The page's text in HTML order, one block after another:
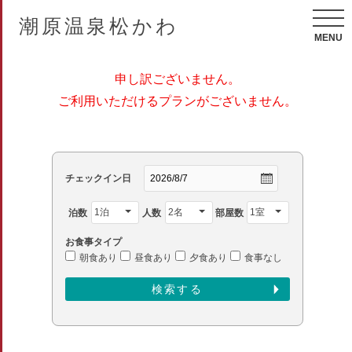
潮原温泉松かわ
MENU
申し訳ございません。
ご利用いただけるプランがございません。
チェックイン日
泊数 人数 部屋数
お食事タイプ
朝食あり
昼食あり 夕食あり 食事なし